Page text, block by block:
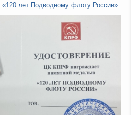
лет Подводному флоту России»